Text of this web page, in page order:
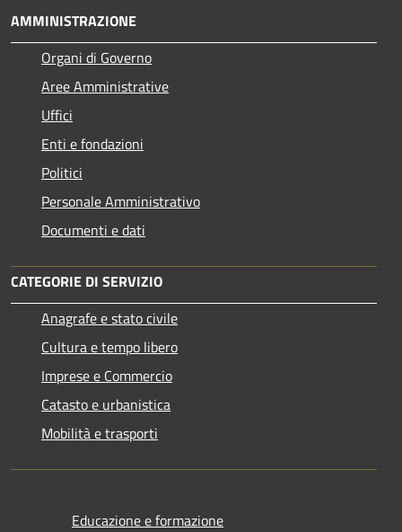
AMMINISTRAZIONE
Organi di Governo
Aree Amministrative
Uffici
Enti e fondazioni
Politici
Personale Amministrativo
Documenti e dati
CATEGORIE DI SERVIZIO
Anagrafe e stato civile
Cultura e tempo libero
Imprese e Commercio
Catasto e urbanistica
Mobilità e trasporti
Educazione e formazione